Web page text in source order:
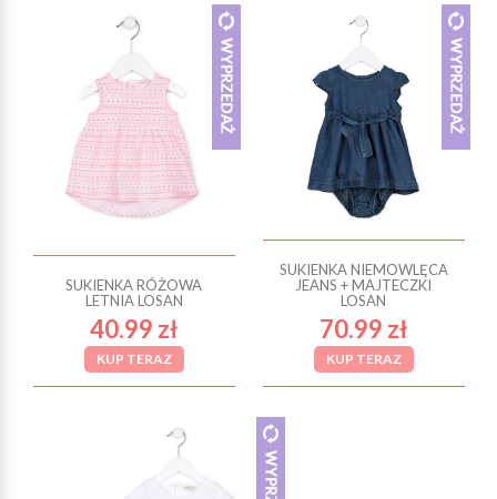
SUKIENKA RÓŻOWA
LETNIA LOSAN
40.99 zł
KUP TERAZ
SUKIENKA NIEMOWLĘCA
JEANS + MAJTECZKI
LOSAN
70.99 zł
KUP TERAZ